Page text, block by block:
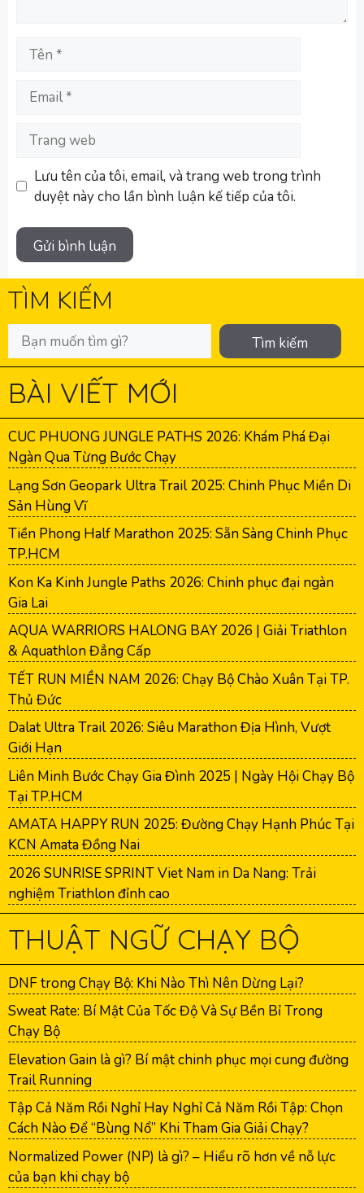
Tên
Email
Trang
Lưu tên của tôi, email, và trang web trong trình
duyệt này cho lần bình luận kế tiếp của tôi.
TÌM KIẾM
Tìm kiếm
BÀI VIẾT MỚI
CUC PHUONG JUNGLE PATHS 2026: Khám Phá Đại
Ngàn Qua Từng Bước Chạy
Lạng Sơn Geopark Ultra Trail 2025: Chinh Phục Miền Di
Sản Hùng Vĩ
Tiền Phong Half Marathon 2025: Sẵn Sàng Chinh Phục
TP.HCM
Kon Ka Kinh Jungle Paths 2026: Chinh phục đại ngàn
Gia Lai
AQUA WARRIORS HALONG BAY 2026 | Giải Triathlon
& Aquathlon Đẳng Cấp
TẾT RUN MIỀN NAM 2026: Chạy Bộ Chào Xuân Tại TP.
Thủ Đức
Dalat Ultra Trail 2026: Siêu Marathon Địa Hình, Vượt
Giới Hạn
Liên Minh Bước Chạy Gia Đình 2025 | Ngày Hội Chạy Bộ
Tại TP.HCM
AMATA HAPPY RUN 2025: Đường Chạy Hạnh Phúc Tại
KCN Amata Đồng Nai
2026 SUNRISE SPRINT Viet Nam in Da Nang: Trải
nghiệm Triathlon đỉnh cao
THUẬT NGỮ CHẠY BỘ
DNF trong Chạy Bộ: Khi Nào Thì Nên Dừng Lại?
Sweat Rate: Bí Mật Của Tốc Độ Và Sự Bền Bỉ Trong
Chạy Bộ
Elevation Gain là gì? Bí mật chinh phục mọi cung đường
Trail Running
Tập Cả Năm Rồi Nghỉ Hay Nghỉ Cả Năm Rồi Tập: Chọn
Cách Nào Để “Bùng Nổ” Khi Tham Gia Giải Chạy?
Normalized Power (NP) là gì? – Hiểu rõ hơn về nỗ lực
của bạn khi chạy bộ